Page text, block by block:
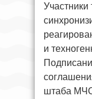
Участники
и
штаба